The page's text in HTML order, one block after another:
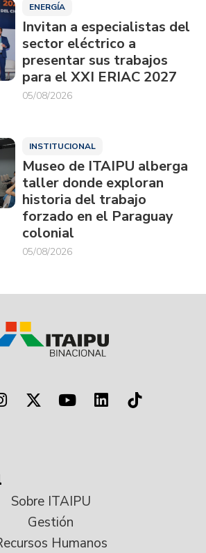
ENERGÍA
Invitan a especialistas del
sector eléctrico a
presentar sus trabajos
para el XXI ERIAC 2027
05/08/2026
INSTITUCIONAL
Museo de ITAIPU alberga
taller donde exploran
historia del trabajo
forzado en el Paraguay
colonial
05/08/2026
Sobre ITAIPU
Gestión
Humanos